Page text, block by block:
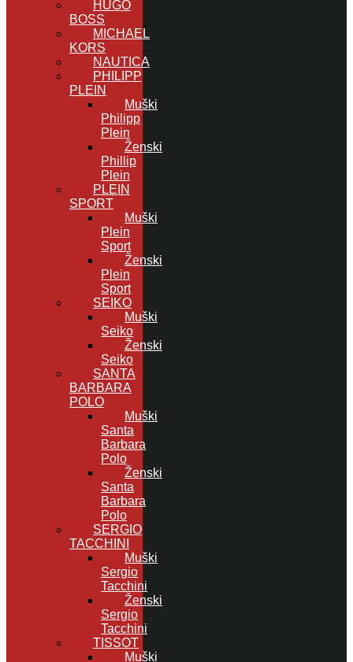
HUGO
BOSS
MICHAEL
KORS
NAUTICA
PHILIPP
PLEIN
Muški
Philipp
Plein
Ženski
Phillip
Plein
PLEIN
SPORT
Muški
Plein
Sport
Ženski
Plein
Sport
SEIKO
Muški
Seiko
Ženski
Seiko
SANTA
BARBARA
POLO
Muški
Santa
Barbara
Polo
Ženski
Santa
Barbara
Polo
SERGIO
TACCHINI
Muški
Sergio
Tacchini
Ženski
Sergio
Tacchini
TISSOT
Muški